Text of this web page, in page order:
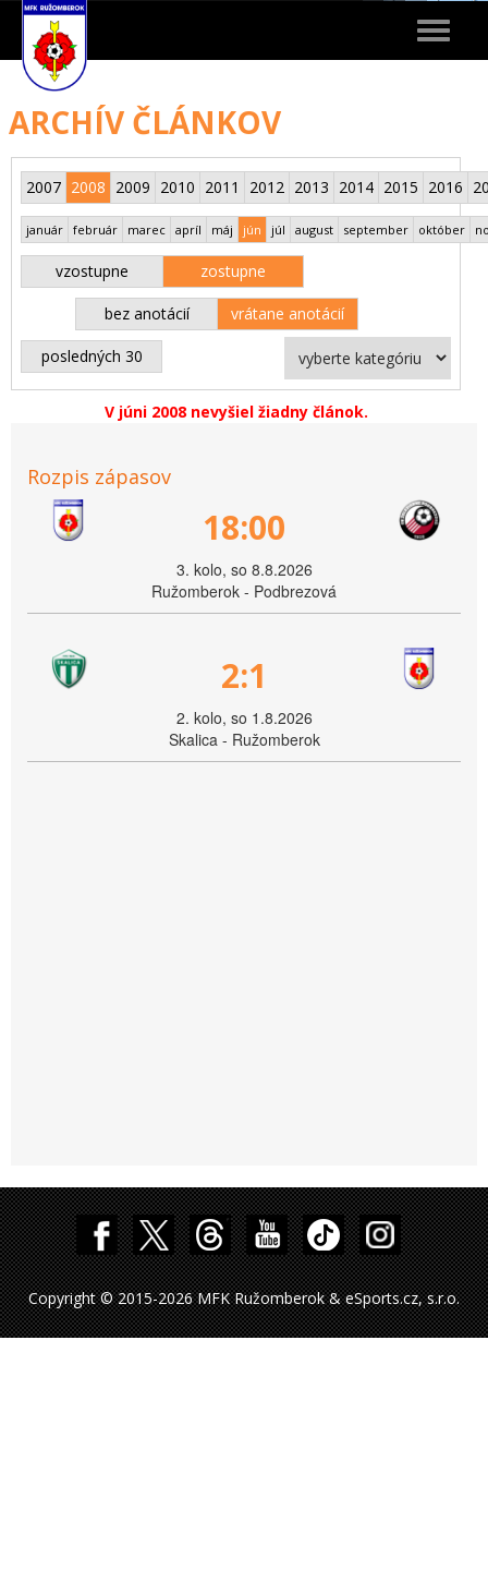
Toggle
ARCHÍV ČLÁNKOV
2007 2008 2009 2010 2011 2012 2013 2014 2015 2016
január február marec apríl máj jún júl august september október
vzostupne zostupne
bez anotácií vrátane anotácií
posledných 30
V júni 2008 nevyšiel žiadny článok.
Rozpis zápasov
18:00
3. kolo, so 8.8.2026
Ružomberok - Podbrezová
2:1
2. kolo, so 1.8.2026
Skalica - Ružomberok
Copyright © 2015-2026 MFK Ružomberok & eSports.cz, s.r.o.